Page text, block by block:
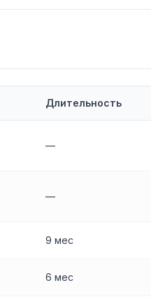
Длительность
—
—
9 мес
6 мес